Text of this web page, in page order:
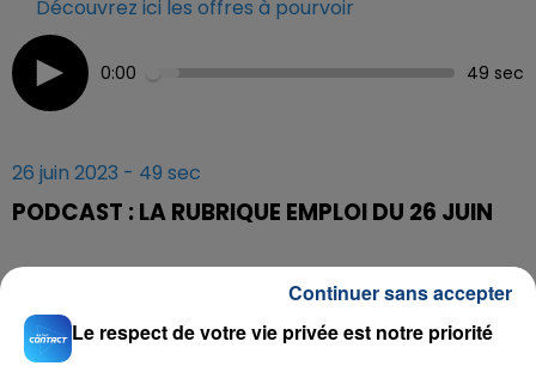
Découvrez ici les offres à pourvoir
0:00 49 sec
26 juin 2023 - 49 sec
PODCAST : LA RUBRIQUE EMPLOI DU 26 JUIN
L'actualité emploi cette semaine:
- L'univers du textile recrute dans la Métropole lilloise
- Le secteur de la banque recrute dans les Hauts-de-
Le respect de votre vie privée est notre priorité
Continuer sans accepter